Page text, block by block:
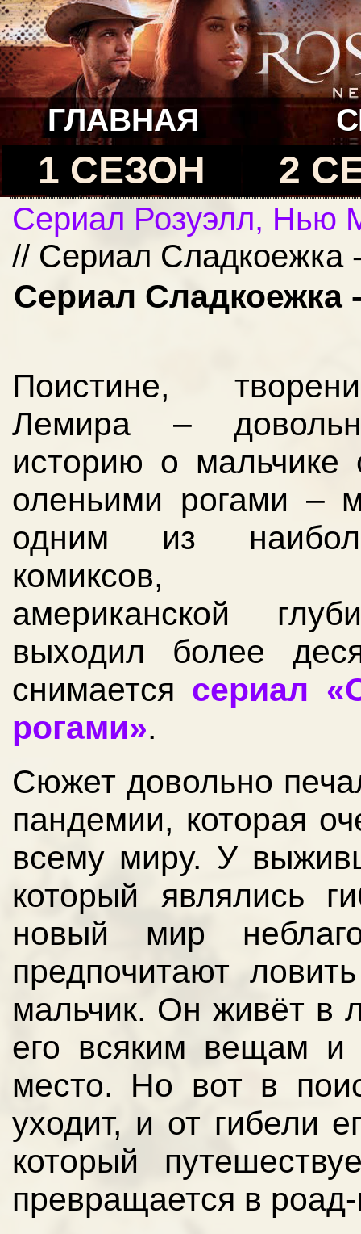
ГЛАВНАЯ
1 СЕЗОН 2
Сериал Розуэлл, Нью
// Сериал Сладкоежка
Сериал Сладкоежка
Поистине,
Лемира –
историю о мальчике
оленьими рогами –
одним из
комиксов,
американской
выходил более
снимается сериал
рогами».
Сюжет довольно
пандемии, которая
всему миру. У
который являлись
новый мир
предпочитают
мальчик. Он живёт в
его всяким вещам и
место. Но вот в
уходит, и от гибели
который
превращается в